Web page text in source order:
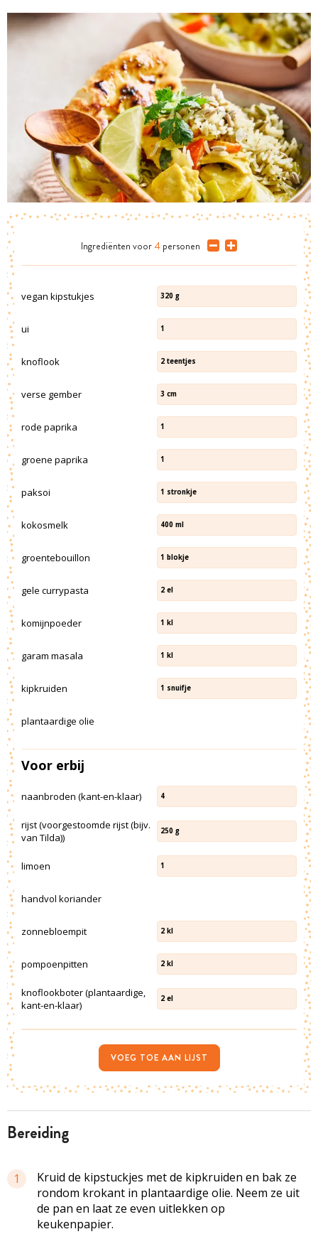
bereiding
1
Kruid de kipstuckjes met de kipkruiden en bak ze
rondom krokant in plantaardige olie. Neem ze uit
de pan en laat ze even uitlekken op
keukenpapier.
Ingrediënten voor 4 personen
vegan kipstukjes 320 g
ui 1
knoflook 2 teentjes
verse gember 3 cm
rode paprika 1
groene paprika 1
paksoi 1 stronkje
kokosmelk 400 ml
groentebouillon 1 blokje
gele currypasta 2 el
komijnpoeder 1 kl
garam masala 1 kl
kipkruiden 1 snuifje
plantaardige olie
Voor erbij
naanbroden (kant-en-klaar) 4
rijst (voorgestoomde rijst (bijv.
van Tilda))
250 g
limoen 1
handvol koriander
zonnebloempit 2 kl
pompoenpitten 2 kl
knoflookboter (plantaardige,
kant-en-klaar)
2 el
VOEG TOE AAN LIJST